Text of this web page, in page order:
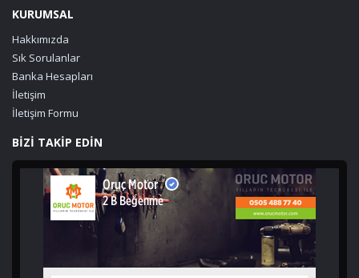
KURUMSAL
Hakkımızda
Sık Sorulanlar
Banka Hesapları
İletişim
İletişim Formu
BİZİ TAKİP EDİN